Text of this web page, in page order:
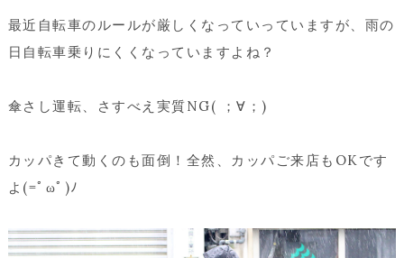
最近自転車のルールが厳しくなっていっていますが、雨の
日自転車乗りにくくなっていますよね？
傘さし運転、さすべえ実質NG( ；∀；)
カッパきて動くのも面倒！全然、カッパご来店もOKです
よ(=ﾟωﾟ)ﾉ